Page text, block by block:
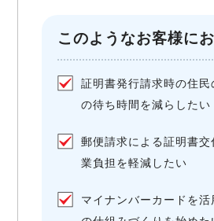
このようなお客様に
証明書発行請求時の住
の待ち時間を減らしたい
郵便請求による証明書
業負担を軽減したい
マイナンバーカードを